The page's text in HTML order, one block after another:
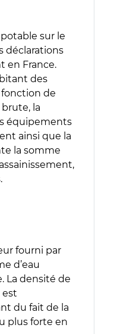
sur le
déclarations
en France.
des
fonction de
la
équipements
ainsi que la
la somme
fourni par
d’eau
La densité de
est
du fait de la
plus forte en